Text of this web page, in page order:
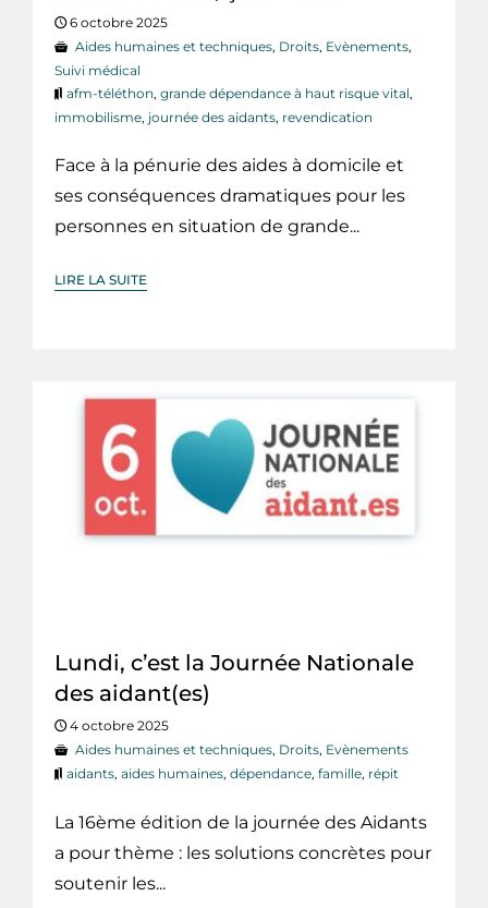
6 octobre 2025
Aides humaines et techniques, Droits, Evènements,
Suivi médical
afm-téléthon, grande dépendance à haut risque vital,
immobilisme, journée des aidants, revendication
Face à la pénurie des aides à domicile et
ses conséquences dramatiques pour les
personnes en situation de grande...
LIRE LA SUITE
Lundi, c’est la Journée Nationale
des aidant(es)
4 octobre 2025
Aides humaines et techniques, Droits, Evènements
aidants, aides humaines, dépendance, famille, répit
La 16ème édition de la journée des Aidants
a pour thème : les solutions concrètes pour
soutenir les...